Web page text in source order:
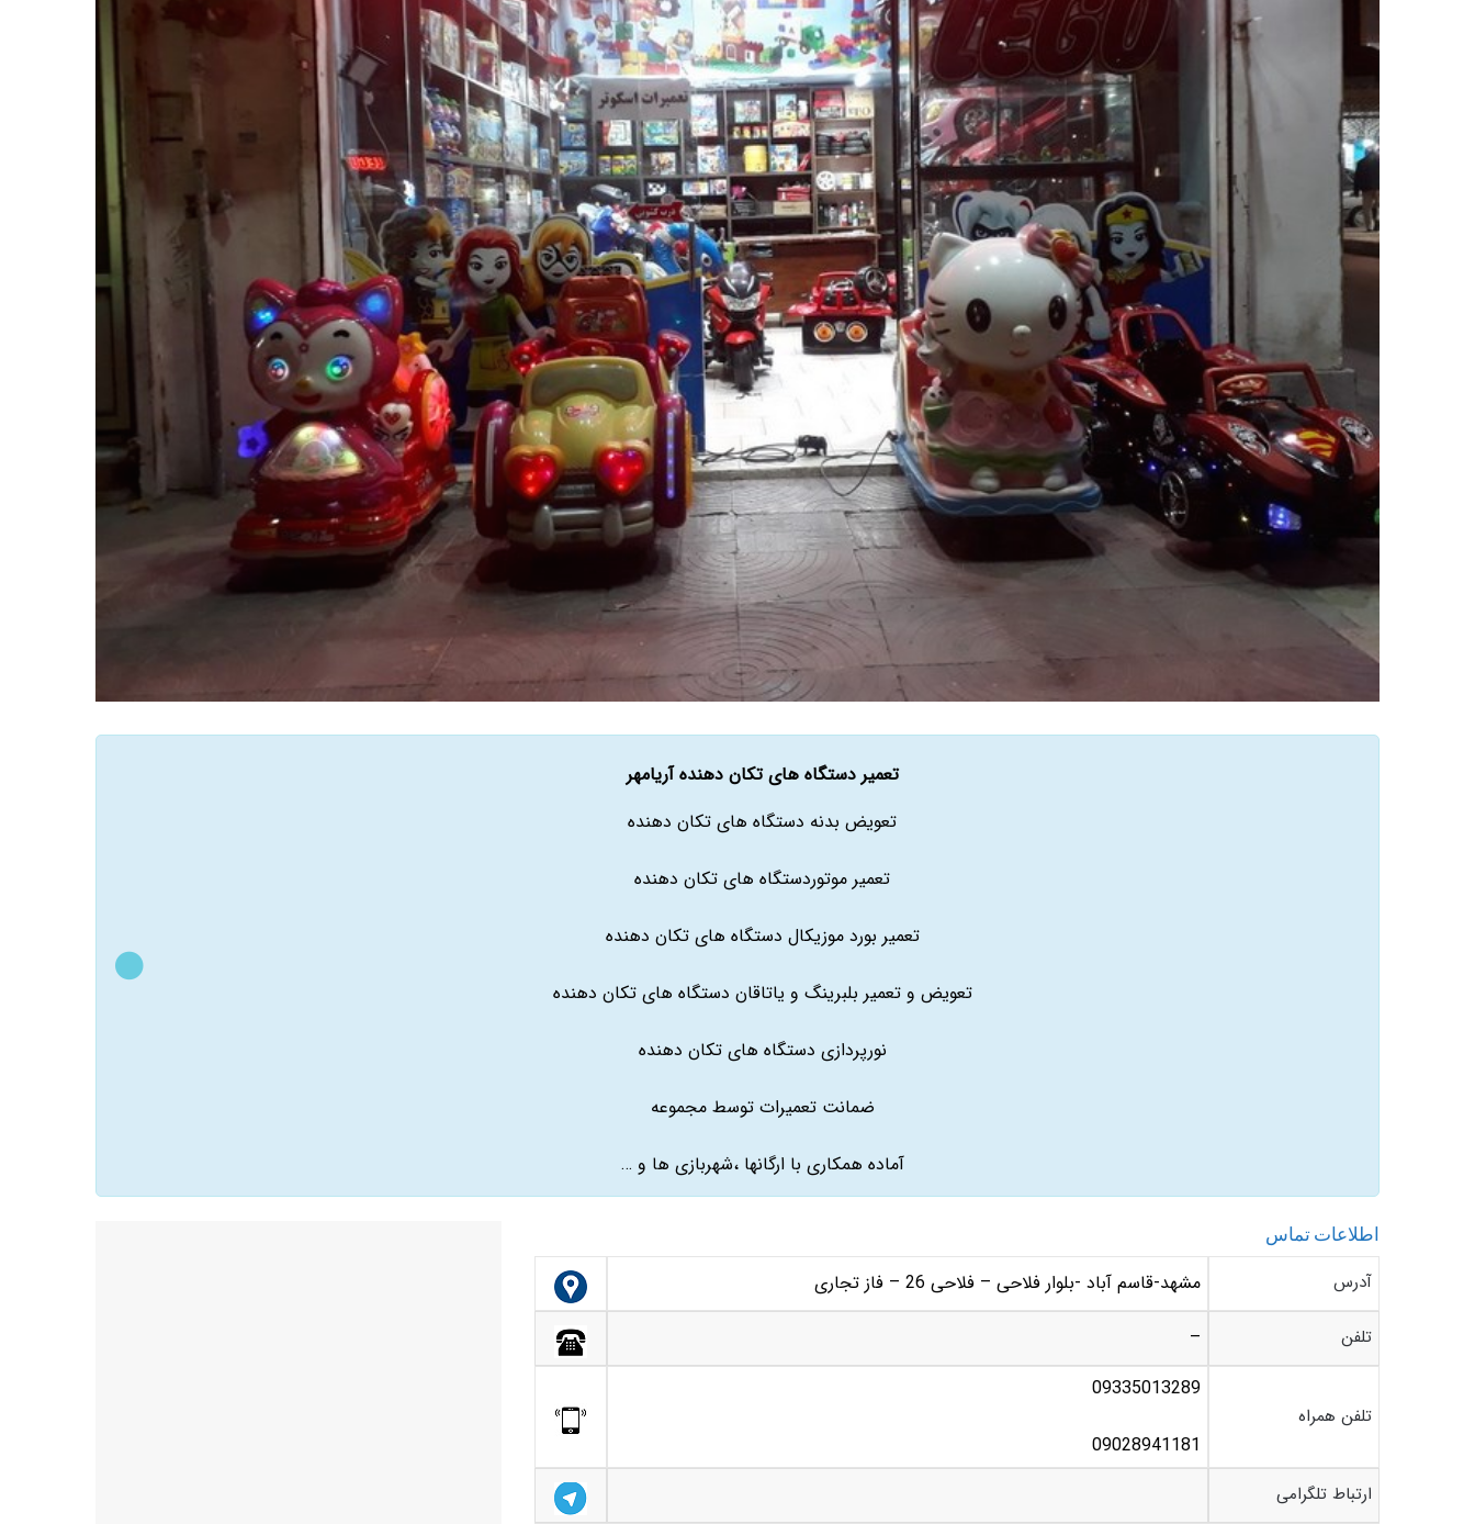
تعمیر دستگاه های تکان دهنده آریامهر
تعویض بدنه دستگاه های تکان دهنده
تعمیر موتوردستگاه های تکان دهنده
تعمیر بورد موزیکال دستگاه های تکان دهنده
تعویض و تعمیر بلبرینگ و یاتاقان دستگاه های تکان دهنده
نورپردازی دستگاه های تکان دهنده
ضمانت تعمیرات توسط مجموعه
آماده همکاری با ارگانها ،شهربازی ها و …
اطلاعات تماس
آدرس مشهد-قاسم آباد -بلوار فلاحی – فلاحی 26 – فاز تجاری
تلفن –
تلفن همراه
09335013289
09028941181
ارتباط تلگرامی